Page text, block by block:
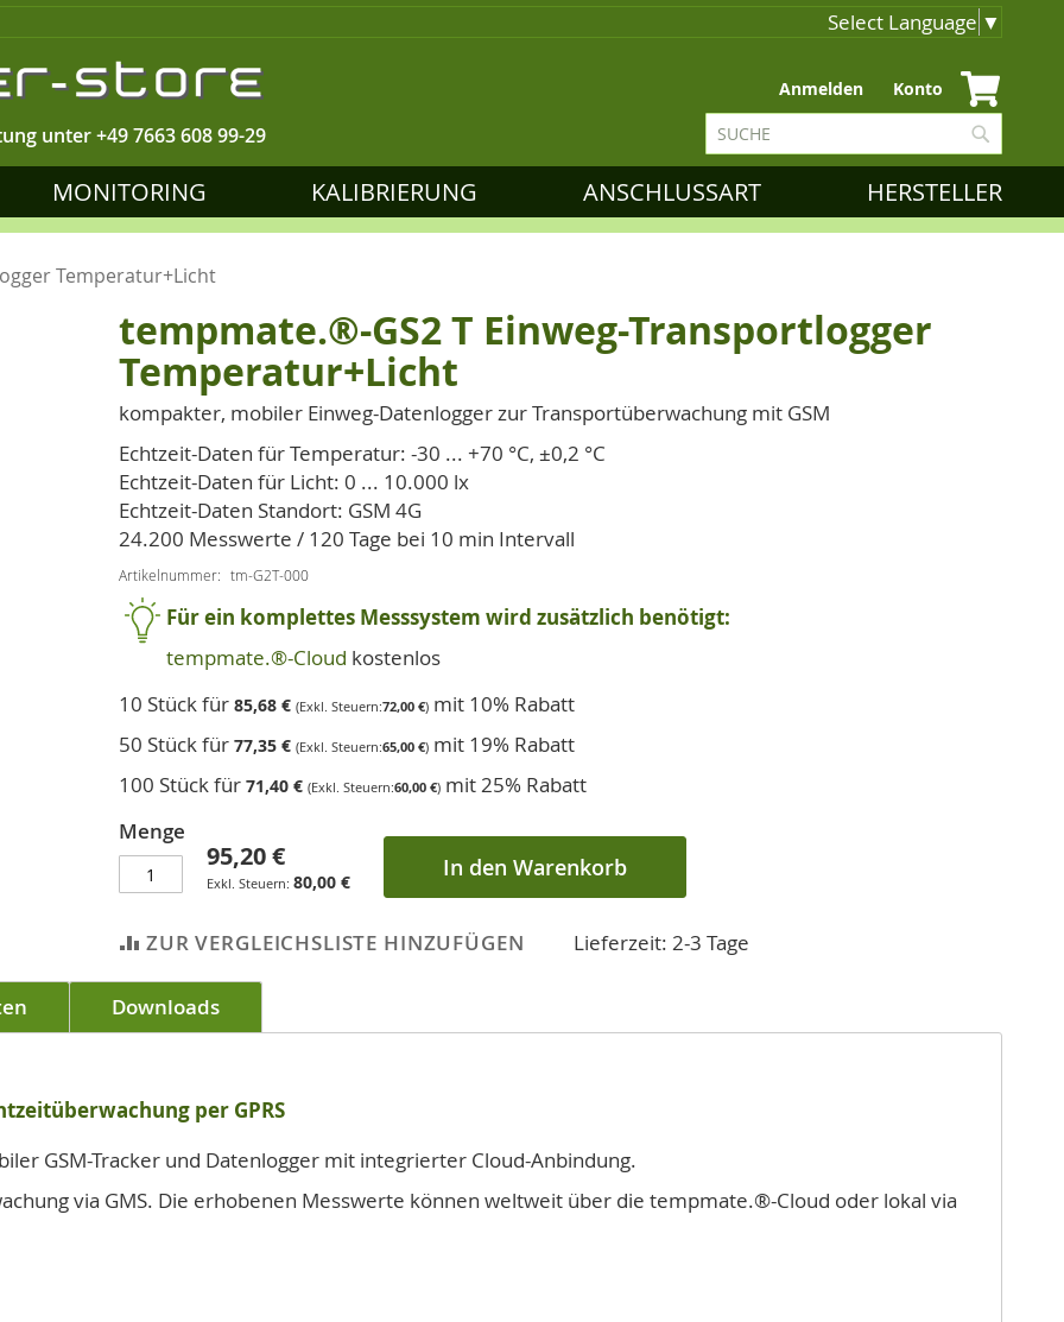
Select Language ▼
unter+49 7663 608 99-29
Zum
Inhalt
springen
Anmelden Konto
Suche
MONITORING KALIBRIERUNG ANSCHLUSSART HERSTELLER
Temperatur+Licht
tempmate.®-GS2 T Einweg-Transportlogger
Temperatur+Licht
kompakter, mobiler Einweg-Datenlogger zur Transportüberwachung mit GSM
Echtzeit-Daten für Temperatur: -30 ... +70 °C, ±0,2 °C
Echtzeit-Daten für Licht: 0 ... 10.000 lx
Echtzeit-Daten Standort: GSM 4G
24.200 Messwerte / 120 Tage bei 10 min Intervall
Artikelnummer tm-G2T-000
Für ein komplettes Messsystem wird zusätzlich benötigt:
tempmate.®-Cloud kostenlos
10 Stück für 85,68 € 72,00 € mit 10% Rabatt
50 Stück für 77,35 € 65,00 € mit 19% Rabatt
100 Stück für 71,40 € 60,00 € mit 25% Rabatt
Menge
95,20 €
80,00 € In den Warenkorb
ZUR VERGLEICHSLISTE HINZUFÜGEN Lieferzeit: 2-3 Tage
Downloads
per GPRS
GSM-Tracker und Datenlogger mit integrierter Cloud-Anbindung.
via GMS. Die erhobenen Messwerte können weltweit über die tempmate.®-Cloud oder lokal via